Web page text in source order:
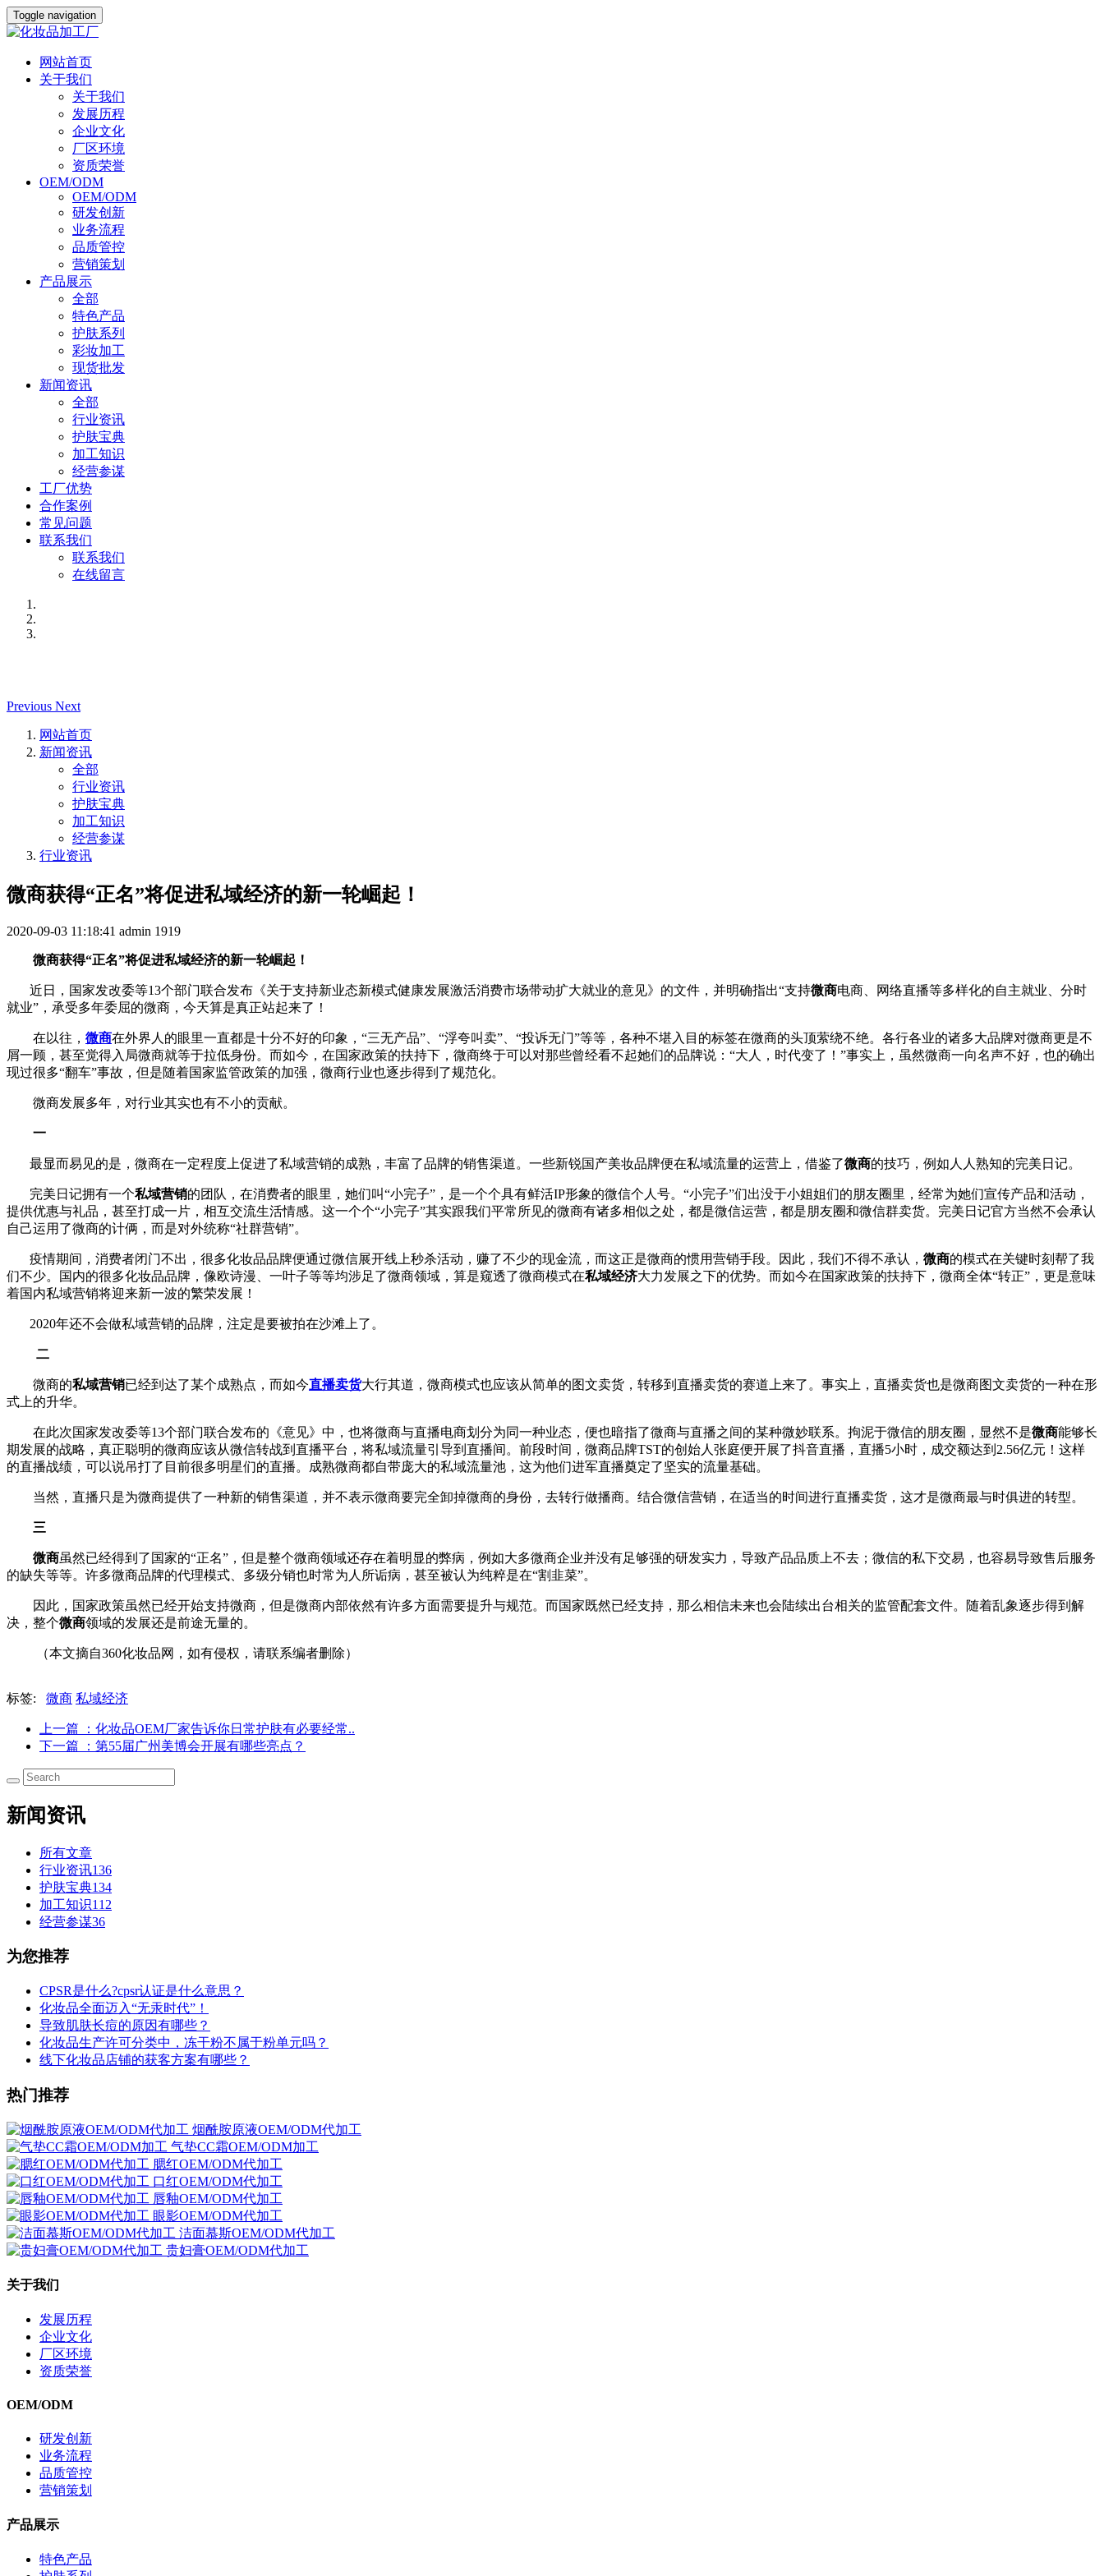
Toggle navigation
网站首页
关于我们
关于我们
发展历程
企业文化
厂区环境
资质荣誉
OEM/ODM
OEM/ODM
研发创新
业务流程
品质管控
营销策划
产品展示
全部
特色产品
护肤系列
彩妆加工
现货批发
新闻资讯
全部
行业资讯
护肤宝典
加工知识
经营参谋
工厂优势
合作案例
常见问题
联系我们
联系我们
在线留言
Previous Next
网站首页
新闻资讯
全部
行业资讯
护肤宝典
加工知识
经营参谋
行业资讯
微商获得“正名”将促进私域经济的新一轮崛起！
2020-09-03 11:18:41 admin 1919
微商获得“正名”将促进私域经济的新一轮崛起！
近日，国家发改委等13个部门联合发布《关于支持新业态新模式健康发展激活消费市场带动扩大就业的意见》的文件，并明确指出“支持微商电商、网络直播等多样化的自主就业、分时
就业”，承受多年委屈的微商，今天算是真正站起来了！
在以往， 微商在外界人的眼里一直都是十分不好的印象，“三无产品”、“浮夸叫卖”、“投诉无门”等等，各种不堪入目的标签在微商的头顶萦绕不绝。各行各业的诸多大品牌对微商更是不
屑一顾，甚至觉得入局微商就等于拉低身份。 而如今，在国家政策的扶持下，微商终于可以对那些曾经看不起她们的品牌说：“大人，时代变了！”事实上，虽然微商一向名声不好，也的确出
现过很多“翻车”事故，但是随着国家监管政策的加强，微商行业也逐步得到了规范化。
微商发展多年，对行业其实也有不小的贡献。
一
最显而易见的是，微商在一定程度上促进了私域营销的成熟，丰富了品牌的销售渠道。一些新锐国产美妆品牌便在私域流量的运营上，借鉴了微商的技巧，例如人人熟知的完美日记。
完美日记拥有一个私域营销的团队，在消费者的眼里，她们叫“小完子”，是一个个具有鲜活IP形象的微信个人号。“小完子”们出没于小姐姐们的朋友圈里，经常为她们宣传产品和活动，
提供优惠与礼品，甚至打成一片，相互交流生活情感。 这一个个“小完子”其实跟我们平常所见的微商有诸多相似之处，都是微信运营，都是朋友圈和微信群卖货。完美日记官方当然不会承认
自己运用了微商的计俩，而是对外统称“社群营销”。
疫情期间，消费者闭门不出，很多化妆品品牌便通过微信展开线上秒杀活动，赚了不少的现金流，而这正是微商的惯用营销手段。因此，我们不得不承认， 微商的模式在关键时刻帮了我
们不少。
国内的很多化妆品品牌，像欧诗漫、一叶子等等均涉足了微商领域，算是窥透了微商模式在私域经济大力发展之下的优势。而如今在国家政策的扶持下，微商全体“转正”，更是意味
着国内私域营销将迎来新一波的繁荣发展！
2020年还不会做私域营销的品牌，注定是要被拍在沙滩上了。
二
微商的私域营销已经到达了某个成熟点，而如今直播卖货大行其道，微商模式也应该从简单的图文卖货，转移到直播卖货的赛道上来了。事实上，直播卖货也是微商图文卖货的一种在形
式上的升华。
在此次国家发改委等13个部门联合发布的《意见》中，也将微商与直播电商划分为同一种业态，便也暗指了微商与直播之间的某种微妙联系。拘泥于微信的朋友圈，显然不是微商能够长
期发展的战略，真正聪明的微商应该从微信转战到直播平台，将私域流量引导到直播间。 前段时间，微商品牌TST的创始人张庭便开展了抖音直播，直播5小时，成交额达到2.56亿元！这样
的直播战绩，可以说吊打了目前很多明星们的直播。成熟微商都自带庞大的私域流量池，这为他们进军直播奠定了坚实的流量基础。
当然，直播只是为微商提供了一种新的销售渠道，并不表示微商要完全卸掉微商的身份，去转行做播商。结合微信营销，在适当的时间进行直播卖货，这才是微商最与时俱进的转型。
三
微商虽然已经得到了国家的“正名”，但是整个微商领域还存在着明显的弊病，例如大多微商企业并没有足够强的研发实力，导致产品品质上不去；微信的私下交易，也容易导致售后服务
的缺失等等。 许多微商品牌的代理模式、多级分销也时常为人所诟病，甚至被认为纯粹是在“割韭菜”。
因此，国家政策虽然已经开始支持微商，但是微商内部依然有许多方面需要提升与规范。而国家既然已经支持，那么相信未来也会陆续出台相关的监管配套文件。随着乱象逐步得到解
决，整个微商领域的发展还是前途无量的。
（本文摘自360化妆品网，如有侵权，请联系编者删除）
标签: 微商 私域经济
上一篇
：化妆品OEM厂家告诉你日常护肤有必要经常..
下一篇
：第55届广州美博会开展有哪些亮点？
新闻资讯
所有文章
行业资讯136
护肤宝典134
加工知识112
经营参谋36
为您推荐
CPSR是什么?cpsr认证是什么意思？
化妆品全面迈入“无汞时代”！
导致肌肤长痘的原因有哪些？
化妆品生产许可分类中，冻干粉不属于粉单元吗？
线下化妆品店铺的获客方案有哪些？
热门推荐
烟酰胺原液OEM/ODM代加工
气垫CC霜OEM/ODM加工
腮红OEM/ODM代加工
口红OEM/ODM代加工
唇釉OEM/ODM代加工
眼影OEM/ODM代加工
洁面慕斯OEM/ODM代加工
贵妇膏OEM/ODM代加工
关于我们
发展历程
企业文化
厂区环境
资质荣誉
OEM/ODM
研发创新
业务流程
品质管控
营销策划
产品展示
特色产品